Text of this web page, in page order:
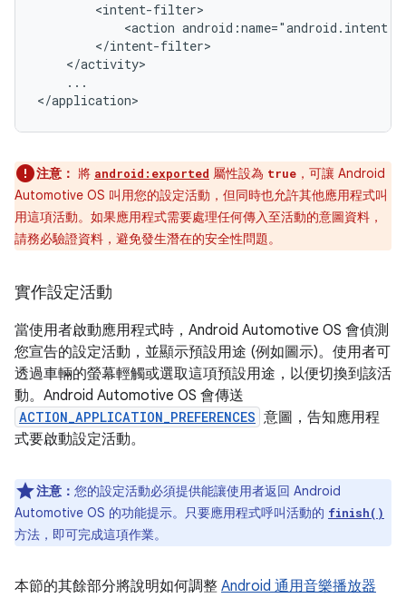
<action
...
注意： 將 android:exported 屬性設為 true ，可讓 Android
Automotive OS 叫用您的設定活動，但同時也允許其他應用程式叫
用這項活動。如果應用程式需要處理任何傳入至活動的意圖資料，
請務必驗證資料，避免發生潛在的安全性問題。
實作設定活動
當使用者啟動應用程式時，Android Automotive OS 會偵測
您宣告的設定活動，並顯示預設用途 (例如圖示)。使用者可
透過車輛的螢幕輕觸或選取這項預設用途，以便切換到該活
動。Android Automotive OS 會傳送
ACTION_APPLICATION_PREFERENCES 意圖，告知應用程
式要啟動設定活動。
注意： 您的設定活動必須提供能讓使用者返回 Android
Automotive OS 的功能提示。只要應用程式呼叫活動的 finish()
方法，即可完成這項作業。
本節的其餘部分將說明如何調整 Android 通用音樂播放器